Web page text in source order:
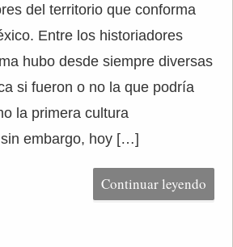
del territorio que conforma
Entre los historiadores
hubo desde siempre diversas
si fueron o no la que podría
la primera cultura
embargo, hoy […]
Continuar leyendo